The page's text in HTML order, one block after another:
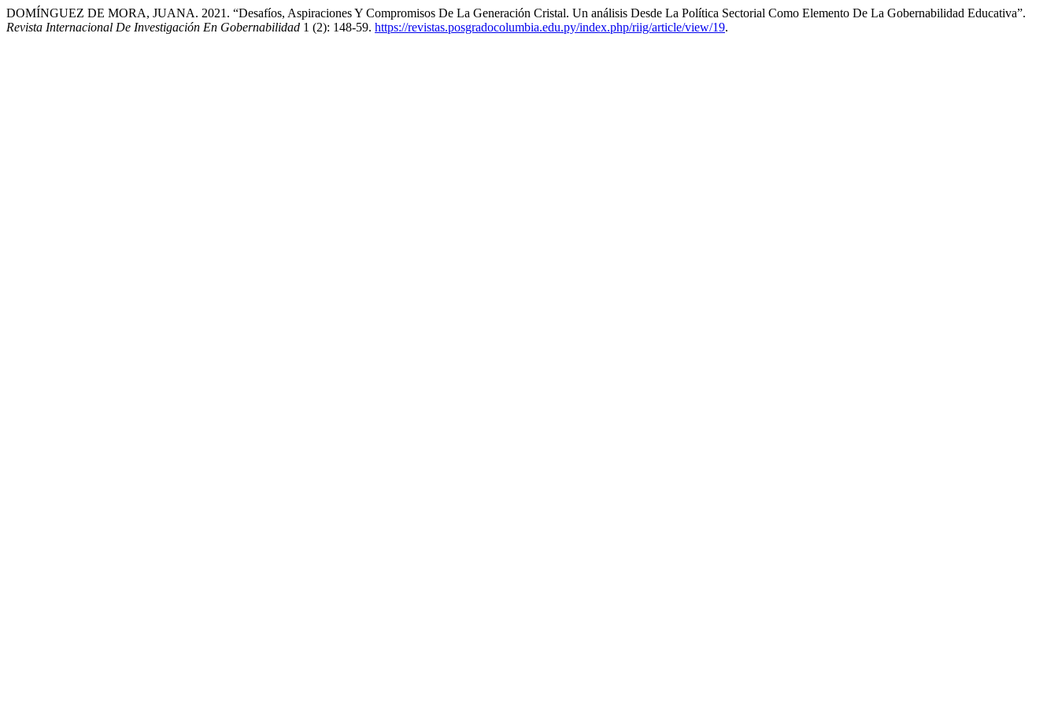
DOMÍNGUEZ DE MORA, JUANA. 2021. “Desafíos, Aspiraciones Y Compromisos De La Generación Cristal. Un análisis Desde La Política Sectorial Como Elemento De La Gobernabilidad Educativa”.
Revista Internacional De Investigación En Gobernabilidad 1 (2): 148-59. https://revistas.posgradocolumbia.edu.py/index.php/riig/article/view/19.